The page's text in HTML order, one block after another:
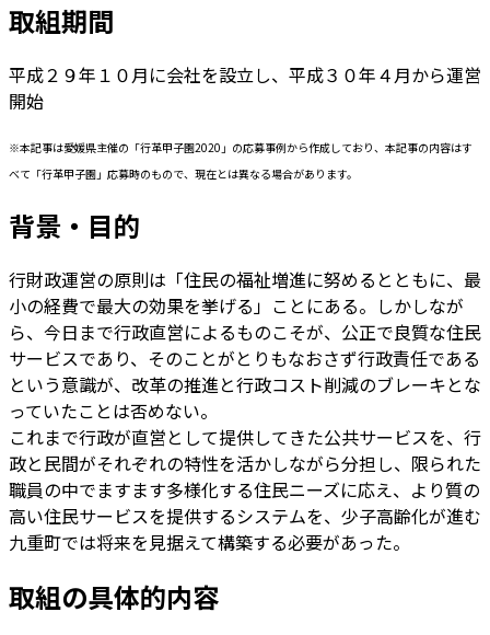
取組期間
平成２９年１０月に会社を設立し、平成３０年４月から運営
開始
※本記事は愛媛県主催の「行革甲子園2020」の応募事例から作成しており、本記事の内容はす
べて「行革甲子園」応募時のもので、現在とは異なる場合があります。
背景・目的
行財政運営の原則は「住民の福祉増進に努めるとともに、最
小の経費で最大の効果を挙げる」ことにある。しかしなが
ら、今日まで行政直営によるものこそが、公正で良質な住民
サービスであり、そのことがとりもなおさず行政責任である
という意識が、改革の推進と行政コスト削減のブレーキとな
っていたことは否めない。
これまで行政が直営として提供してきた公共サービスを、行
政と民間がそれぞれの特性を活かしながら分担し、限られた
職員の中でますます多様化する住民ニーズに応え、より質の
高い住民サービスを提供するシステムを、少子高齢化が進む
九重町では将来を見据えて構築する必要があった。
取組の具体的内容